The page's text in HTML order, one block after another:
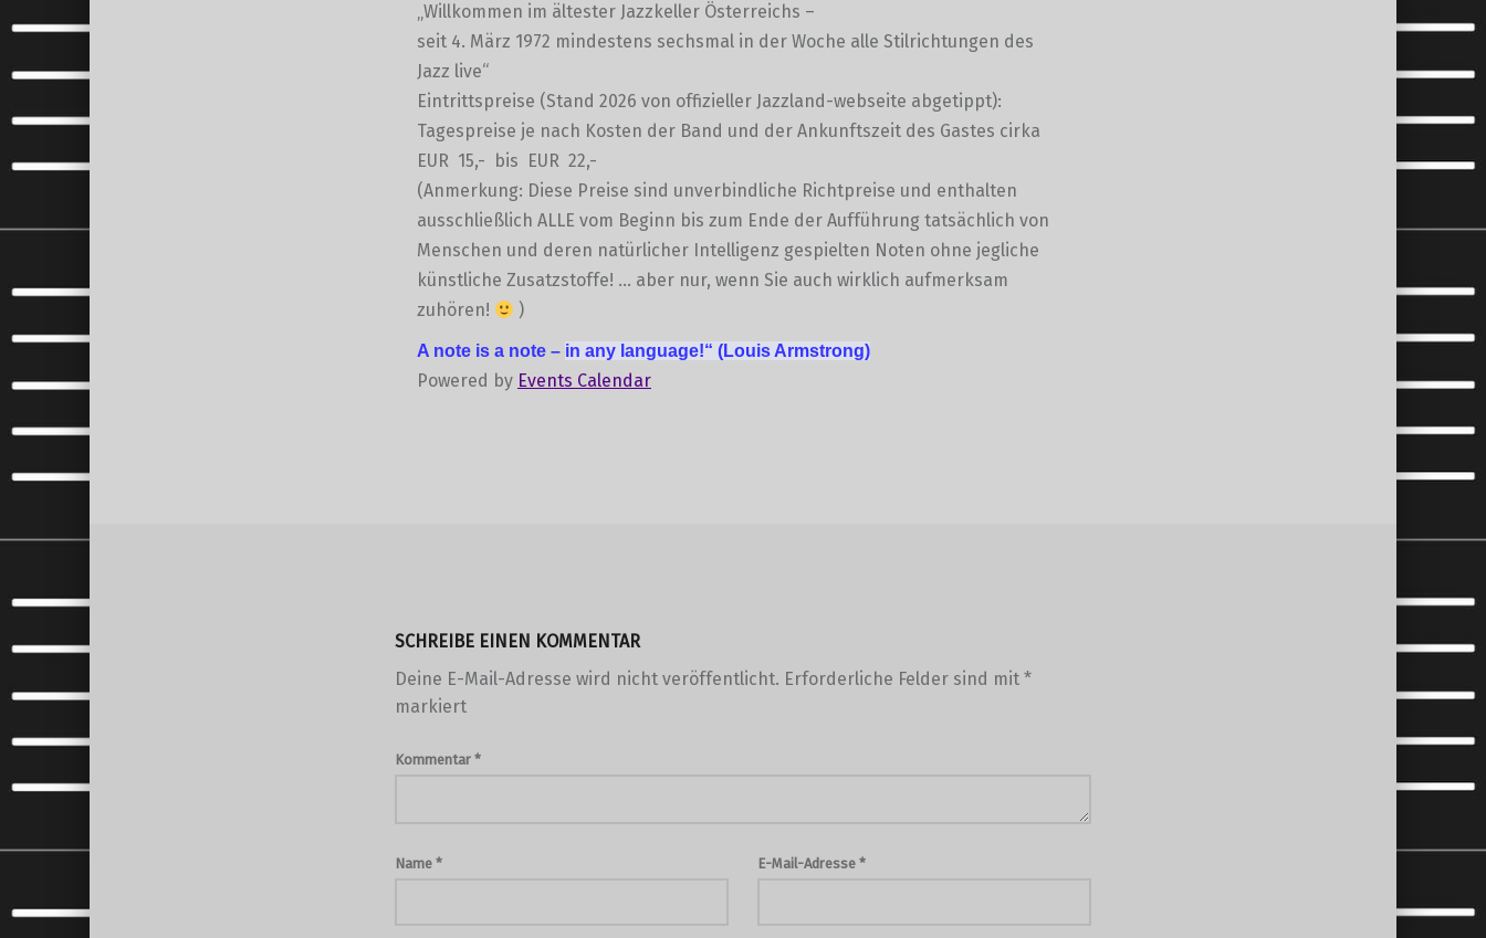
„Willkommen im ältester Jazzkeller Österreichs –
seit 4. März 1972 mindestens sechsmal in der Woche alle Stilrichtungen des
Jazz live“
Eintrittspreise (Stand 2026 von offizieller Jazzland-webseite abgetippt):
Tagespreise je nach Kosten der Band und der Ankunftszeit des Gastes cirka
EUR 15,- bis EUR 22,-
(Anmerkung: Diese Preise sind unverbindliche Richtpreise und enthalten
ausschließlich ALLE vom Beginn bis zum Ende der Aufführung tatsächlich von
Menschen und deren natürlicher Intelligenz gespielten Noten ohne jegliche
künstliche Zusatzstoffe! … aber nur, wenn Sie auch wirklich aufmerksam
zuhören!
)
A note is a note – in any language!“ (Louis Armstrong)
Powered by Events Calendar
SCHREIBE EINEN KOMMENTAR
Deine E-Mail-Adresse wird nicht veröffentlicht. Erforderliche Felder sind mit *
markiert
Kommentar *
Name * E-Mail-Adresse *